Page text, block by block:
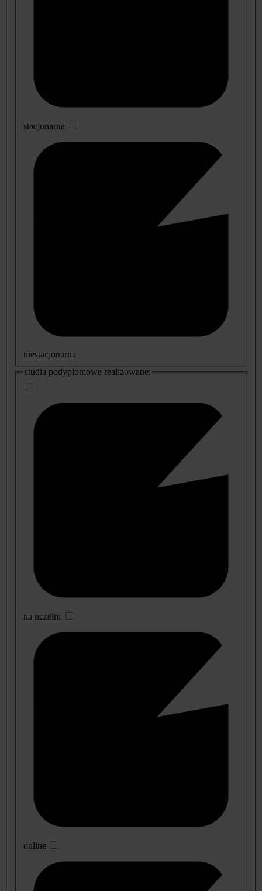
stacjonarna
niestacjonarna
studia podyplomowe realizowane:
na uczelni
online